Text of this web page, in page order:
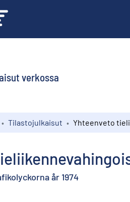
verkossa
Tilastojulkaisut
år 1974